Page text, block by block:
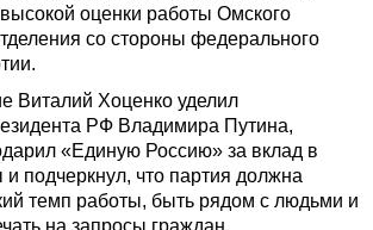
оценки работы Омского
со стороны федерального
Виталий Хоценко уделил
РФ Владимира Путина,
«Единую Россию» за вклад в
и подчеркнул, что партия должна
темп работы, быть рядом с людьми и
на запросы граждан.